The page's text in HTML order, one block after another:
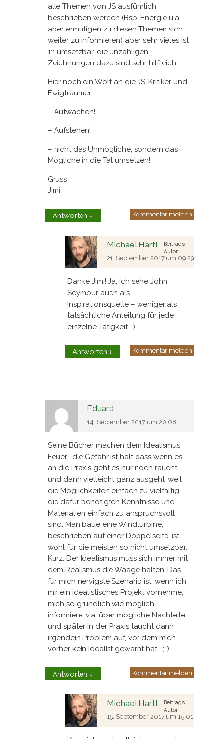
alle Themen von JS ausführlich
beschrieben werden (Bsp. Energie u.a.
aber ermutigen zu diesen Themen sich
weiter zu informieren) aber sehr vieles ist
1:1 umsetzbar. die unzähligen
Zeichnungen dazu sind sehr hilfreich.
Hier noch ein Wort an die JS-Kritiker und
Ewigträumer:
– Aufwachen!
– Aufstehen!
– nicht das Unmögliche, sondern das
Mögliche in die Tat umsetzen!
Gruss
Jimi
Antworten ↓ Kommentar melden
Michael Hartl
Beitrags
Autor
21. September 2017 um 09:29
Danke Jimi! Ja, ich sehe John
Seymour auch als
Inspirationsquelle – weniger als
tatsächliche Anleitung für jede
einzelne Tätigkeit. :)
Antworten ↓ Kommentar melden
Eduard
14. September 2017 um 20:08
Seine Bücher machen dem Idealismus
Feuer… die Gefahr ist halt dass wenn es
an die Praxis geht es nur noch raucht
und dann vielleicht ganz ausgeht, weil
die Möglichkeiten einfach zu vielfältig,
die dafür benötigten Kenntnisse und
Materialien einfach zu anspruchsvoll
sind. Man baue eine Windturbine,
beschrieben auf einer Doppelseite, ist
wohl für die meisten so nicht umsetzbar.
Kurz: Der Idealismus muss sich immer mit
dem Realismus die Waage halten. Das
für mich nervigste Szenario ist, wenn ich
mir ein idealistisches Projekt vornehme,
mich so gründlich wie möglich
informiere, v.a. über mögliche Nachteile,
und später in der Praxis taucht dann
irgendein Problem auf, vor dem mich
vorher kein Idealist gewarnt hat… ;-)
Antworten ↓ Kommentar melden
Michael Hartl
Beitrags
Autor
15. September 2017 um 15:01